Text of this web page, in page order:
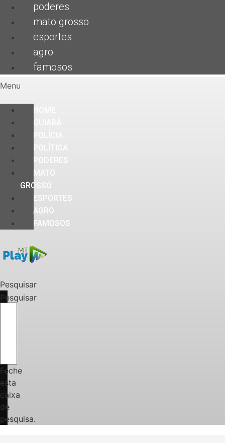
poderes
mato grosso
esportes
agro
famosos
Menu
PODERES
MATO
GROSSO
ESPORTES
AGRO
FAMOSOS
Pesquisar
Pesquisar
Feche
esta
caixa
de
pesquisa.